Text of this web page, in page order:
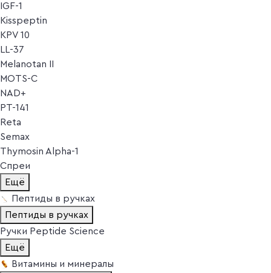
IGF-1
Kisspeptin
KPV 10
LL-37
Melanotan II
MOTS-C
NAD+
PT-141
Reta
Semax
Thymosin Alpha-1
Спреи
Ещё
Пептиды в ручках
Пептиды в ручках
Ручки Peptide Science
Ещё
Витамины и минералы